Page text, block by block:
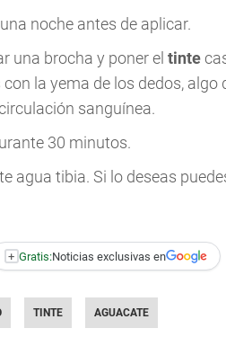
noche antes de aplicar.
una brocha y poner el tinte
la yema de los dedos,
sanguínea.
30 minutos.
agua tibia. Si lo deseas
+ Gratis:Noticias exclusivas en
TINTE AGUACATE